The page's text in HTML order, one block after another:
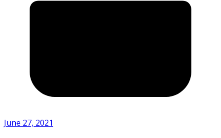
June 27, 2021